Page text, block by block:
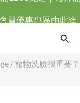
滿1200免運｜海外
/寵物洗臉很重要